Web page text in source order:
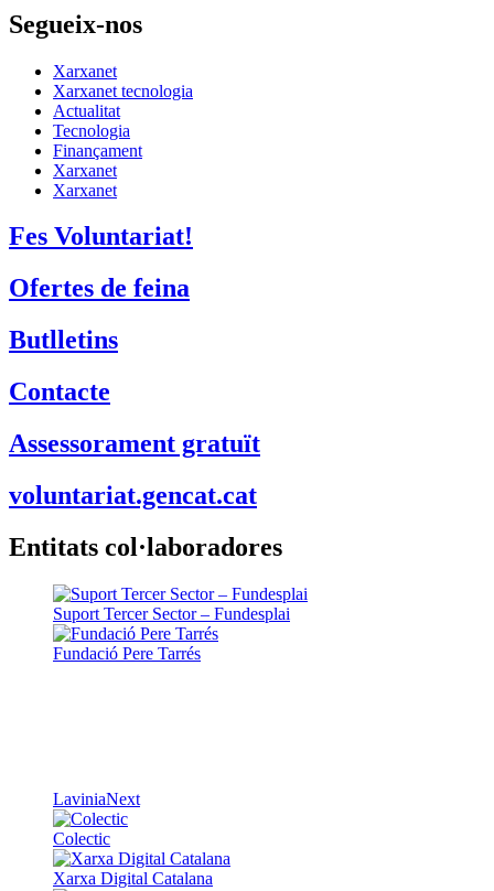
Segueix-nos
Xarxanet
Xarxanet tecnologia
Actualitat
Tecnologia
Finançament
Xarxanet
Xarxanet
Fes Voluntariat!
Ofertes de feina
Butlletins
Contacte
Assessorament gratuït
voluntariat.gencat.cat
Entitats col·laboradores
Suport Tercer Sector – Fundesplai
Fundació Pere Tarrés
LaviniaNext
Colectic
Xarxa Digital Catalana